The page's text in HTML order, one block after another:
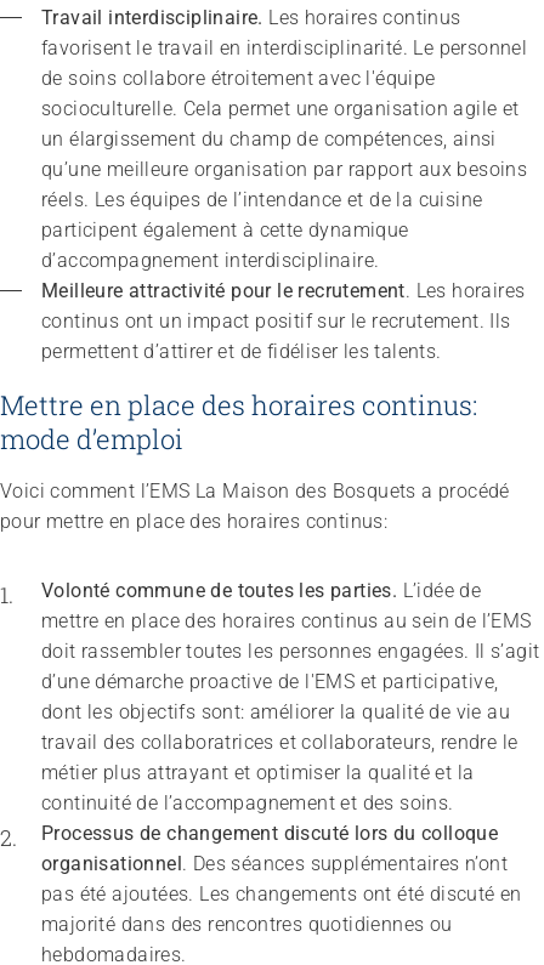
Travail interdisciplinaire. Les horaires continus
favorisent le travail en interdisciplinarité. Le personnel
de soins collabore étroitement avec l'équipe
socioculturelle. Cela permet une organisation agile et
un élargissement du champ de compétences, ainsi
qu’une meilleure organisation par rapport aux besoins
réels. Les équipes de l’intendance et de la cuisine
participent également à cette dynamique
d’accompagnement interdisciplinaire.
Meilleure attractivité pour le recrutement. Les horaires
continus ont un impact positif sur le recrutement. Ils
permettent d’attirer et de fidéliser les talents.
Mettre en place des horaires continus:
mode d’emploi
Voici comment l’EMS La Maison des Bosquets a procédé
pour mettre en place des horaires continus:
Volonté commune de toutes les parties. L’idée de
mettre en place des horaires continus au sein de l’EMS
doit rassembler toutes les personnes engagées. Il s’agit
d’une démarche proactive de l'EMS et participative,
dont les objectifs sont: améliorer la qualité de vie au
travail des collaboratrices et collaborateurs, rendre le
métier plus attrayant et optimiser la qualité et la
continuité de l’accompagnement et des soins.
Processus de changement discuté lors du colloque
organisationnel. Des séances supplémentaires n’ont
pas été ajoutées. Les changements ont été discuté en
majorité dans des rencontres quotidiennes ou
hebdomadaires.